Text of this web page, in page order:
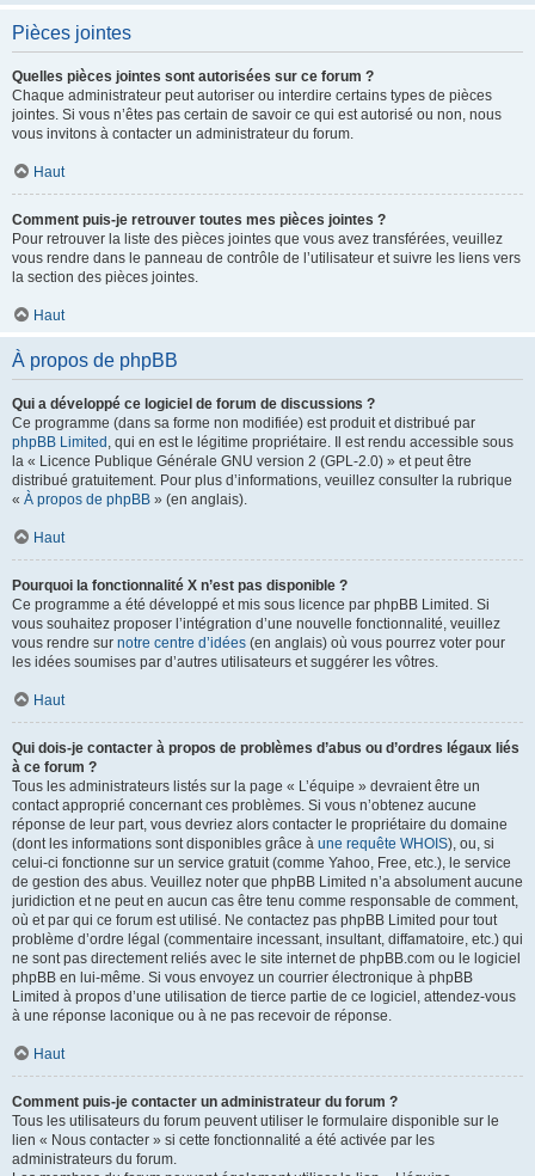
Pièces jointes
Quelles pièces jointes sont autorisées sur ce forum ?
Chaque administrateur peut autoriser ou interdire certains types de pièces
jointes. Si vous n’êtes pas certain de savoir ce qui est autorisé ou non, nous
vous invitons à contacter un administrateur du forum.
Haut
Comment puis-je retrouver toutes mes pièces jointes ?
Pour retrouver la liste des pièces jointes que vous avez transférées, veuillez
vous rendre dans le panneau de contrôle de l’utilisateur et suivre les liens vers
la section des pièces jointes.
Haut
À propos de phpBB
Qui a développé ce logiciel de forum de discussions ?
Ce programme (dans sa forme non modifiée) est produit et distribué par
phpBB Limited , qui en est le légitime propriétaire. Il est rendu accessible sous
la « Licence Publique Générale GNU version 2 (GPL-2.0) » et peut être
distribué gratuitement. Pour plus d’informations, veuillez consulter la rubrique
« À propos de phpBB » (en anglais).
Haut
Pourquoi la fonctionnalité X n’est pas disponible ?
Ce programme a été développé et mis sous licence par phpBB Limited. Si
vous souhaitez proposer l’intégration d’une nouvelle fonctionnalité, veuillez
vous rendre sur notre centre d’idées (en anglais) où vous pourrez voter pour
les idées soumises par d’autres utilisateurs et suggérer les vôtres.
Haut
Qui dois-je contacter à propos de problèmes d’abus ou d’ordres légaux liés
à ce forum ?
Tous les administrateurs listés sur la page « L’équipe » devraient être un
contact approprié concernant ces problèmes. Si vous n’obtenez aucune
réponse de leur part, vous devriez alors contacter le propriétaire du domaine
(dont les informations sont disponibles grâce à une requête WHOIS), ou, si
celui-ci fonctionne sur un service gratuit (comme Yahoo, Free, etc.), le service
de gestion des abus. Veuillez noter que phpBB Limited n’a absolument aucune
juridiction et ne peut en aucun cas être tenu comme responsable de comment,
où et par qui ce forum est utilisé. Ne contactez pas phpBB Limited pour tout
problème d’ordre légal (commentaire incessant, insultant, diffamatoire, etc.) qui
ne sont pas directement reliés avec le site internet de phpBB.com ou le logiciel
phpBB en lui-même. Si vous envoyez un courrier électronique à phpBB
Limited à propos d’une utilisation de tierce partie de ce logiciel, attendez-vous
à une réponse laconique ou à ne pas recevoir de réponse.
Haut
Comment puis-je contacter un administrateur du forum ?
Tous les utilisateurs du forum peuvent utiliser le formulaire disponible sur le
lien « Nous contacter » si cette fonctionnalité a été activée par les
administrateurs du forum.